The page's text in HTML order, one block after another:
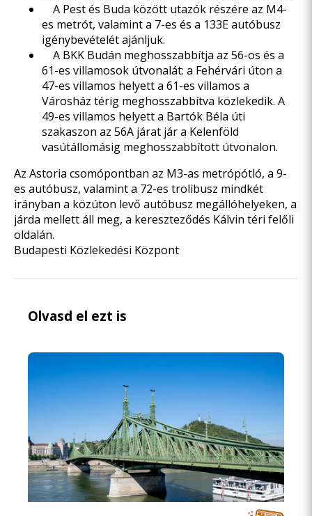
A Pest és Buda között utazók részére az M4-
es metrót, valamint a 7-es és a 133E autóbusz
igénybevételét ajánljuk.
A BKK Budán meghosszabbítja az 56-os és a
61-es villamosok útvonalát: a Fehérvári úton a
47-es villamos helyett a 61-es villamos a
Városház térig meghosszabbítva közlekedik. A
49-es villamos helyett a Bartók Béla úti
szakaszon az 56A járat jár a Kelenföld
vasútállomásig meghosszabbított útvonalon.
Az Astoria csomópontban az M3-as metrópótló, a 9-
es autóbusz, valamint a 72-es trolibusz mindkét
irányban a közúton levő autóbusz megállóhelyeken, a
járda mellett áll meg, a kereszteződés Kálvin téri felőli
oldalán.
Budapesti Közlekedési Központ
Olvasd el ezt is